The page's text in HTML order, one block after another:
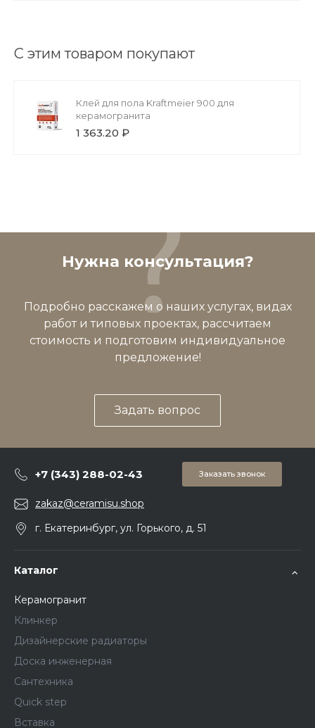
С этим товаром покупают
Клей для пола Kraftmeier 900 для
керамогранита
1 363.20 ₽
Нужна консультация?
Подробно расскажем о наших услугах, видах
работ и типовых проектах, рассчитаем
стоимость и подготовим индивидуальное
предложение!
Задать вопрос
+7 (343) 288-02-43 Заказать звонок
zakaz@ceramisu.shop
г. Екатеринбург, ул. Горького, д. 51
Каталог
Керамогранит
Клинкер
Дизайнерские радиаторы
Доска инженерная
Сантехника
Quick step
Вставка